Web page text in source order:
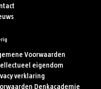
Voorwaarden
eigendom
verklaring
Denkacademie